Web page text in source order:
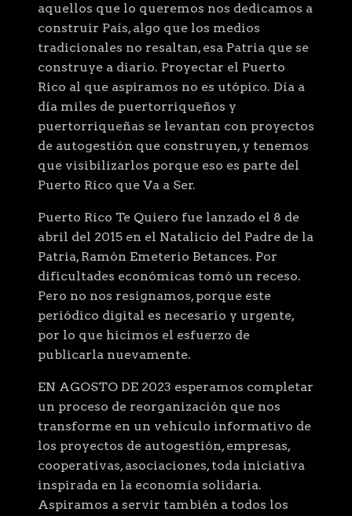
aquellos que lo queremos nos dedicamos a
construir País, algo que los medios
tradicionales no resaltan, esa Patria que se
construye a diario. Proyectar el Puerto
Rico al que aspiramos no es utópico. Día a
día miles de puertorriqueños y
puertorriqueñas se levantan con proyectos
de autogestión que construyen, y tenemos
que visibilizarlos porque eso es parte del
Puerto Rico que Va a Ser.
Puerto Rico Te Quiero fue lanzado el 8 de
abril del 2015 en el Natalicio del Padre de la
Patria, Ramón Emeterio Betances. Por
dificultades económicas tomó un receso.
Pero no nos resignamos, porque este
periódico digital es necesario y urgente,
por lo que hicimos el esfuerzo de
publicarla nuevamente.
EN AGOSTO DE 2023 esperamos completar
un proceso de reorganización que nos
transforme en un vehículo informativo de
los proyectos de autogestión, empresas,
cooperativas, asociaciones, toda iniciativa
inspirada en la economía solidaria.
Aspiramos a servir también a todos los